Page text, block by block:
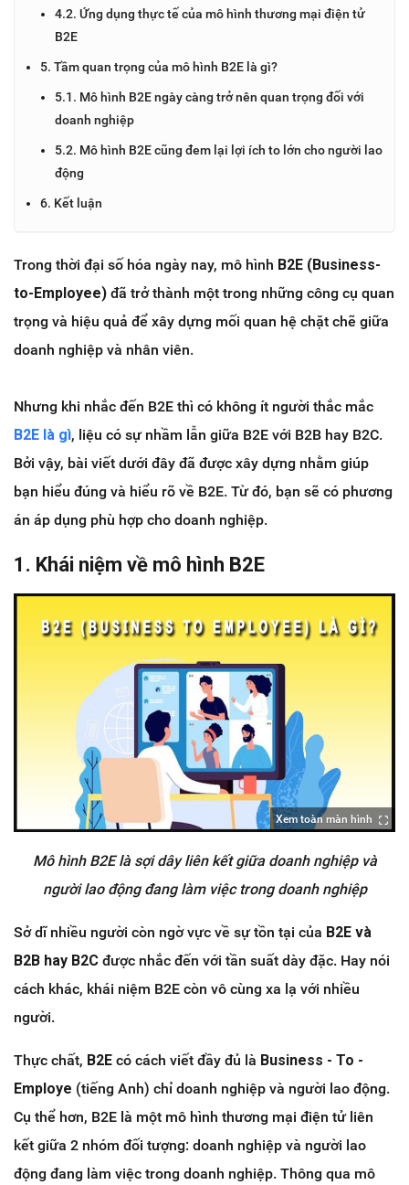
4.2. Ứng dụng thực tế của mô hình thương mại điện tử
B2E
5. Tầm quan trọng của mô hình B2E là gì?
5.1. Mô hình B2E ngày càng trở nên quan trọng đối với
doanh nghiệp
5.2. Mô hình B2E cũng đem lại lợi ích to lớn cho người lao
động
6. Kết luận
Trong thời đại số hóa ngày nay, mô hình B2E (Business-
to-Employee) đã trở thành một trong những công cụ quan
trọng và hiệu quả để xây dựng mối quan hệ chặt chẽ giữa
doanh nghiệp và nhân viên.
Nhưng khi nhắc đến B2E thì có không ít người thắc mắc
B2E là gì, liệu có sự nhầm lẫn giữa B2E với B2B hay B2C.
Bởi vậy, bài viết dưới đây đã được xây dựng nhằm giúp
bạn hiểu đúng và hiểu rõ về B2E. Từ đó, bạn sẽ có phương
án áp dụng phù hợp cho doanh nghiệp.
1. Khái niệm về mô hình B2E
Xem toàn màn hình
Mô hình B2E là sợi dây liên kết giữa doanh nghiệp và
người lao động đang làm việc trong doanh nghiệp
Sở dĩ nhiều người còn ngờ vực về sự tồn tại của B2E và
B2B hay B2C được nhắc đến với tần suất dày đặc. Hay nói
cách khác, khái niệm B2E còn vô cùng xa lạ với nhiều
người.
Thực chất, B2E có cách viết đầy đủ là Business - To -
Employe (tiếng Anh) chỉ doanh nghiệp và người lao động.
Cụ thể hơn, B2E là một mô hình thương mại điện tử liên
kết giữa 2 nhóm đối tượng: doanh nghiệp và người lao
động đang làm việc trong doanh nghiệp. Thông qua mô